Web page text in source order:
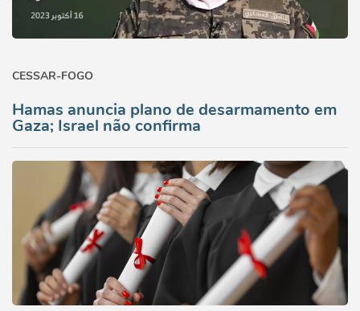
CESSAR-FOGO
Hamas anuncia plano de desarmamento em
Gaza; Israel não confirma